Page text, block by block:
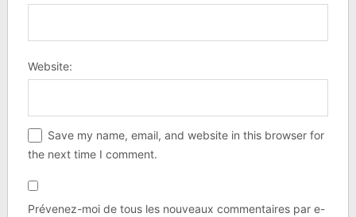
Website:
Save my name, email, and website in this browser for
the next time I comment.
Prévenez-moi de tous les nouveaux commentaires par e-